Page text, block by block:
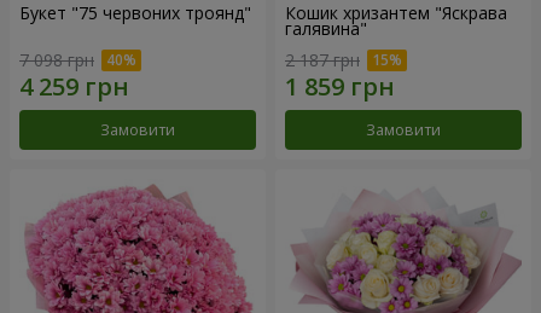
Букет "75 червоних троянд"
7 098 грн
Замовити
Кошик хризантем "Яскрава
галявина"
2 187 грн
Замовити